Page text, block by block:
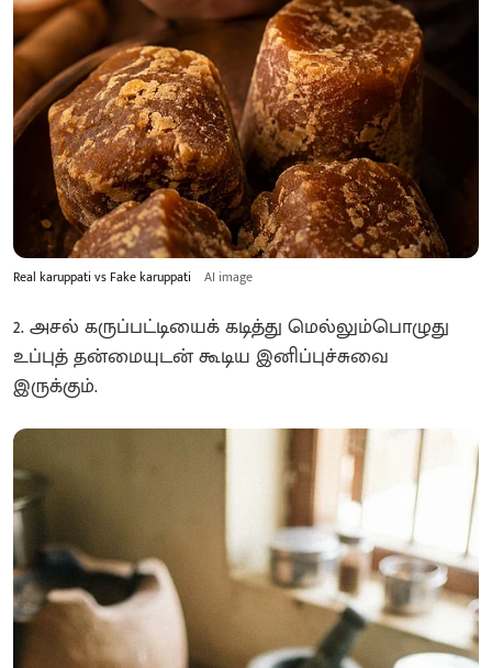
Real karuppati vs Fake karuppati AI image
2. அசல் கருப்பட்டியைக் கடித்து மெல்லும்பொழுது
உப்புத் தன்மையுடன் கூடிய இனிப்புச்சுவை
இருக்கும்.